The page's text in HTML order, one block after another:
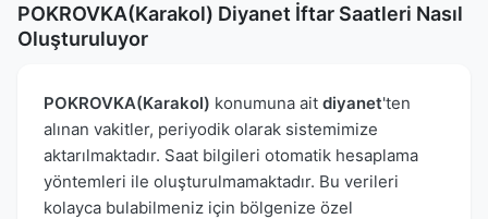
POKROVKA(Karakol) Diyanet İftar Saatleri Nasıl
Oluşturuluyor
POKROVKA(Karakol) konumuna ait diyanet'ten
alınan vakitler, periyodik olarak sistemimize
aktarılmaktadır. Saat bilgileri otomatik hesaplama
yöntemleri ile oluşturulmamaktadır. Bu verileri
kolayca bulabilmeniz için bölgenize özel